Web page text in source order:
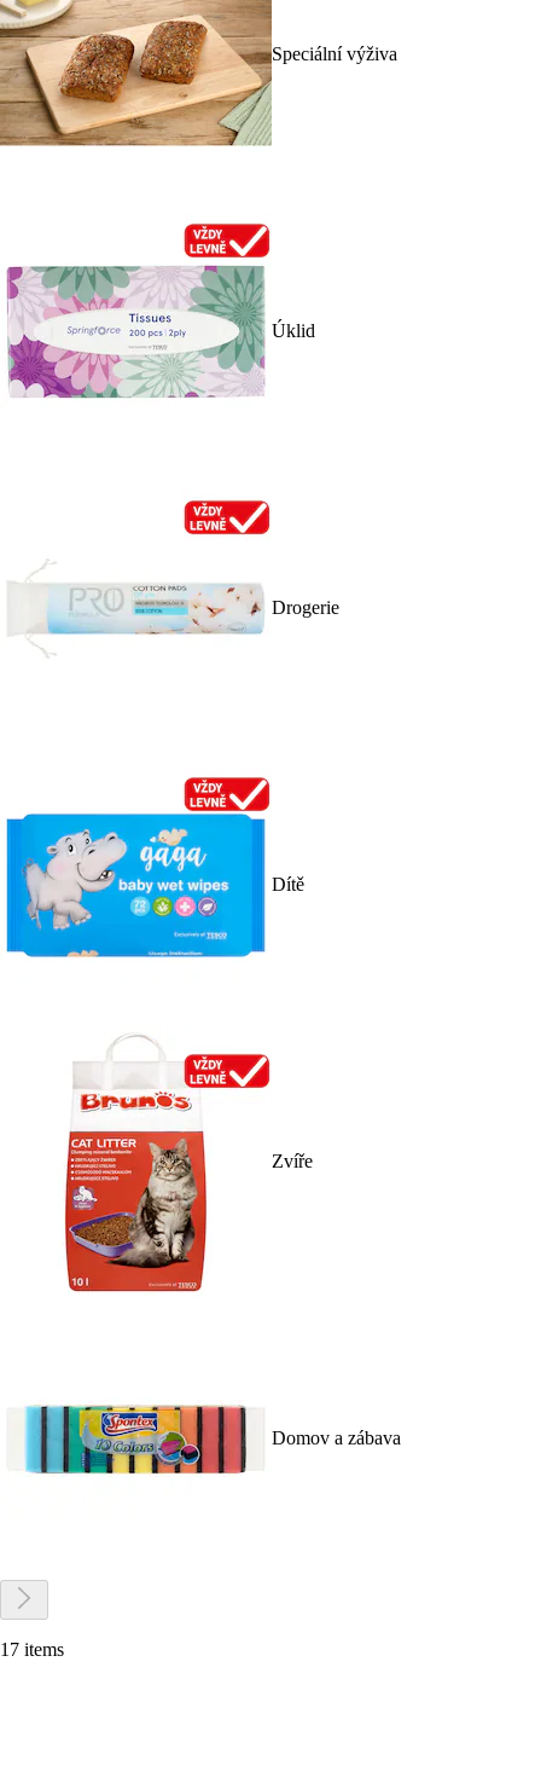
Speciální výživa
Úklid
Drogerie
Dítě
Zvíře
Domov a zábava
17 items